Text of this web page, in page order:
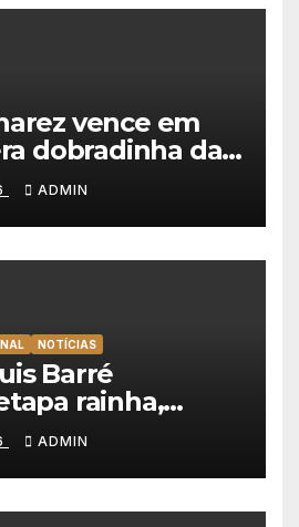
vence em
dobradinha da
Matinados-
ADMIN
NOTÍCIAS
Barré
rainha,
é o novo
a Polónia
ADMIN